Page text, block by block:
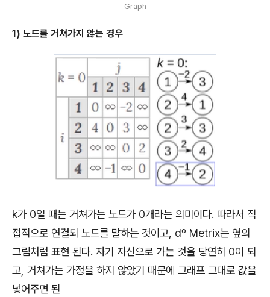
Graph
1) 노드를 거쳐가지 않는 경우
k가 0일 때는 거쳐가는 노드가 0개라는 의미이다. 따라서 직
접적으로 연결되 노드를 말하는 것이고, dº Metrix는 옆의
그림처럼 표현 된다. 자기 자신으로 가는 것을 당연히 0이 되
고, 거쳐가는 가정을 하지 않았기 때문에 그래프 그대로 값을
넣어주면 된